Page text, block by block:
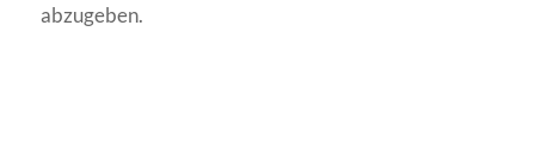
abzugeben.